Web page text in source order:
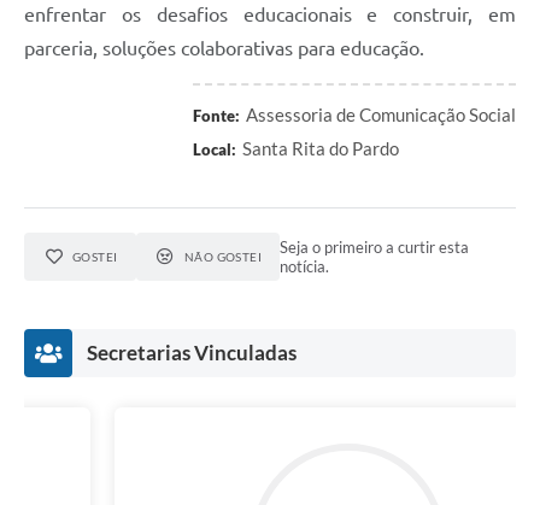
enfrentar os desafios educacionais e construir, em
parceria, soluções colaborativas para educação.
Fonte: Assessoria de Comunicação Social
Local: Santa Rita do Pardo
GOSTEI NÃO GOSTEI
Seja o primeiro a curtir esta
notícia.
Secretarias Vinculadas